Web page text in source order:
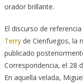
orador brillante.
El discurso de
Terryde Cienfuegos, la
publicado
Correspondencia, el 28
En aquella velada,